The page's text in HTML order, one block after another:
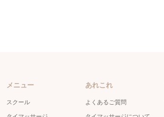
メニュー
スクール
あれこれ
よくあるご質問